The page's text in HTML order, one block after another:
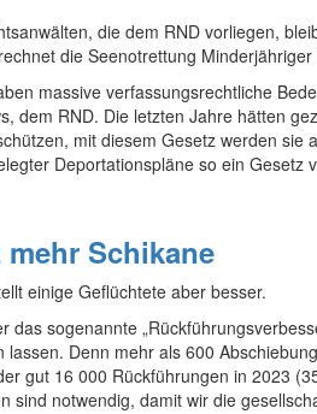
die dem RND vorliegen,
die Seenot­rettung
massive verfassungs­rechtliche
dem RND. Die letzten Jahre hätten
mit diesem Gesetz werden
Deportations­pläne so ein Gesetz
Schikane
einige Geflüchtete aber besser.
sogenannte
Denn mehr als 600
gut 16 000 Rückführungen in 2023
notwendig, damit wir die